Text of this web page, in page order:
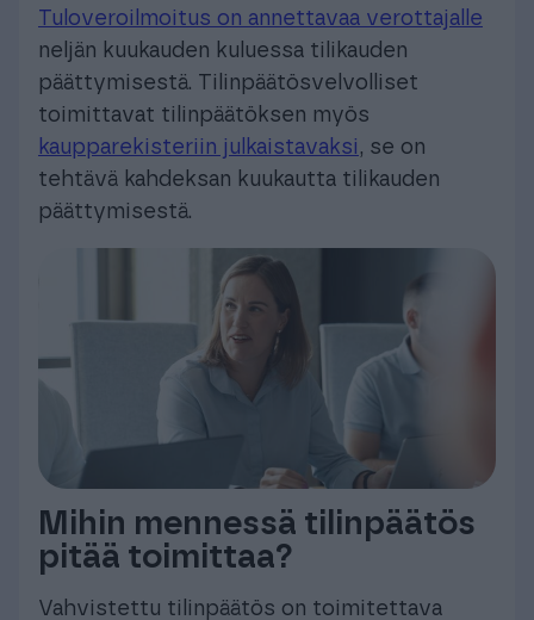
Tuloveroilmoitus on annettavaa verottajalle
neljän kuukauden kuluessa tilikauden
päättymisestä. Tilinpäätösvelvolliset
toimittavat tilinpäätöksen myös
kaupparekisteriin julkaistavaksi , se on
tehtävä kahdeksan kuukautta tilikauden
päättymisestä.
Mihin mennessä tilinpäätös
pitää toimittaa?
Vahvistettu tilinpäätös on toimitettava